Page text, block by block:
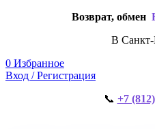
Возврат, обмен
В Санкт-
0 Избранное
Вход / Регистрация
📞 +7